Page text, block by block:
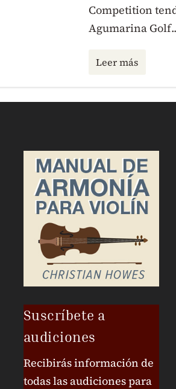
Competition
Agumarina
Leer más
Suscríbete a
audiciones
Recibirás información de
todas las audiciones para